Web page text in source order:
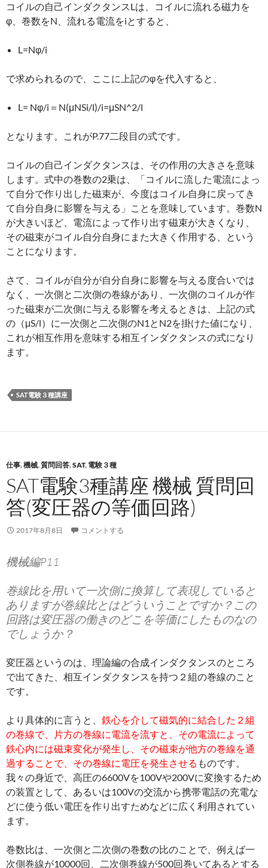
コイルの自己インダクタンスLは、コイルに流れる磁力を
φ、巻数をN、流れる電流をiとすると、
L=Nφ/i
で求められるので、ここに上記のφを代入すると、
L= Nφ/i＝N(μNSi/l)/i=μSN^2/l
となります。これがP.77二段目の式です。
コイルの自己インダクタンスは、その作用の大きさを意味
します。式中の巻数の2乗は、「コイルに流した電流によっ
て自分で作り出した磁束が、今度はコイル自身に戻ってき
て自分自身に影響を与える」ことを意味しています。巻数N
が大きいほど、電流によって作り出す磁束が大きくなり、
その磁束がコイル自分自身にまた大きく作用する、という
ことになります。
さて、コイルが自分が自分自身に影響を与える度合いでは
なく、一次側と二次側の巻線があり、一次側のコイルが作
った磁束が二次側に与える影響を考えるときは、上記の式
の（μS/l）に一次側と二次側のN1とN2を掛けた値になり、
これが相互作用を意味する相互インダクタンスの式になり
ます。
SAT電験３種講座
仕事,機械,質問回答,SAT, 電験３種
SAT電験3種講座 機械 質問回
答(変圧器の等価回路)
2017年8月8日 コメントする
機械編P11
巻線比を用いて一次側に換算して表現していると
ありますが巻線比とはどういうことですか？この
回路は変圧器の働きのどこを等価にしたものなの
でしょうか？
変圧器というのは、理論編の合成インダクタンスのところ
で出てきた、相互インダクタンスを持つ２組の巻線のこと
です。
より具体的に言うと、 鉄心を介して磁気的に結合した２組
の巻線で、片方の巻線に電流を流すと、その電流によって
鉄心内には磁束変化が発生し、その磁束が他方の巻線を通
過することで、その巻線に電圧を発生させる ものです。
我々の身近で、高圧の6600Vを100Vや200Vに変換するため
の装置として、あるいは100Vの交流から携帯電話の充電な
どに使う低い電圧を作り出すためなどに広く利用されてい
ます。
巻数比は、一次側と二次側の巻数の比のことで、例えば一
次側巻線が10000回、二次側巻線が500回巻いてあるとする